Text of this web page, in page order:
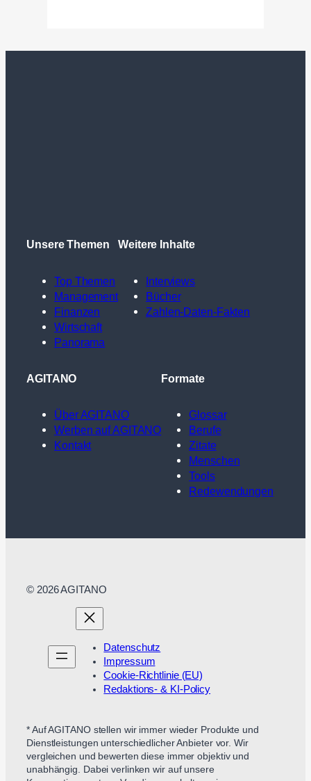
Unsere Themen
Top Themen
Management
Finanzen
Wirtschaft
Panorama
Weitere Inhalte
Interviews
Bücher
Zahlen-Daten-Fakten
AGITANO
Über AGITANO
Werben auf AGITANO
Kontakt
Formate
Glossar
Berufe
Zitate
Menschen
Tools
Redewendungen
© 2026 AGITANO
Datenschutz
Impressum
Cookie-Richtlinie (EU)
Redaktions- & KI-Policy
* Auf AGITANO stellen wir immer wieder Produkte und
Dienstleistungen unterschiedlicher Anbieter vor. Wir
vergleichen und bewerten diese immer objektiv und
unabhängig. Dabei verlinken wir auf unsere